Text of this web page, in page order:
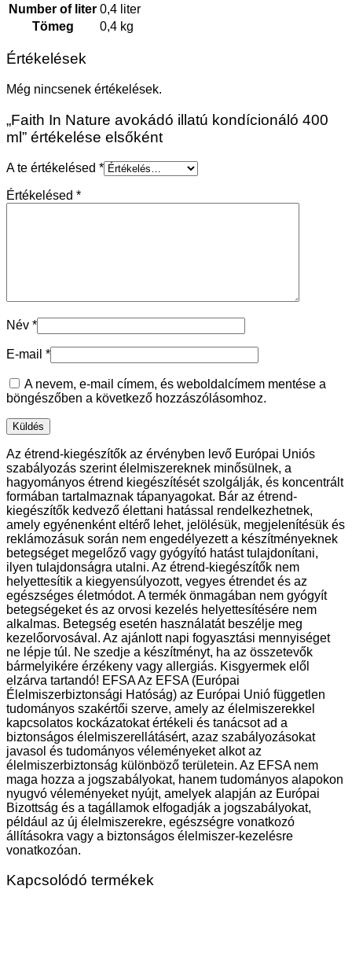
Number of liter 0,4 liter
Tömeg
0,4 kg
Értékelések
Még nincsenek értékelések.
„Faith In Nature avokádó illatú kondícionáló 400
ml” értékelése elsőként
A te értékelésed *
Értékelésed *
Név *
E-mail *
A nevem, e-mail címem, és weboldalcímem mentése a
böngészőben a következő hozzászólásomhoz.
Az étrend-kiegészítők az érvényben levő Európai Uniós
szabályozás szerint élelmiszereknek minősülnek, a
hagyományos étrend kiegészítését szolgálják, és koncentrált
formában tartalmaznak tápanyagokat. Bár az étrend-
kiegészítők kedvező élettani hatással rendelkezhetnek,
amely egyénenként eltérő lehet, jelölésük, megjelenítésük és
reklámozásuk során nem engedélyezett a készítményeknek
betegséget megelőző vagy gyógyító hatást tulajdonítani,
ilyen tulajdonságra utalni. Az étrend-kiegészítők nem
helyettesítik a kiegyensúlyozott, vegyes étrendet és az
egészséges életmódot. A termék önmagában nem gyógyít
betegségeket és az orvosi kezelés helyettesítésére nem
alkalmas. Betegség esetén használatát beszélje meg
kezelőorvosával. Az ajánlott napi fogyasztási mennyiséget
ne lépje túl. Ne szedje a készítményt, ha az összetevők
bármelyikére érzékeny vagy allergiás. Kisgyermek elől
elzárva tartandó! EFSA Az EFSA (Európai
Élelmiszerbiztonsági Hatóság) az Európai Unió független
tudományos szakértői szerve, amely az élelmiszerekkel
kapcsolatos kockázatokat értékeli és tanácsot ad a
biztonságos élelmiszerellátásért, azaz szabályozásokat
javasol és tudományos véleményeket alkot az
élelmiszerbiztonság különböző területein. Az EFSA nem
maga hozza a jogszabályokat, hanem tudományos alapokon
nyugvó véleményeket nyújt, amelyek alapján az Európai
Bizottság és a tagállamok elfogadják a jogszabályokat,
például az új élelmiszerekre, egészségre vonatkozó
állításokra vagy a biztonságos élelmiszer-kezelésre
vonatkozóan.
Kapcsolódó termékek